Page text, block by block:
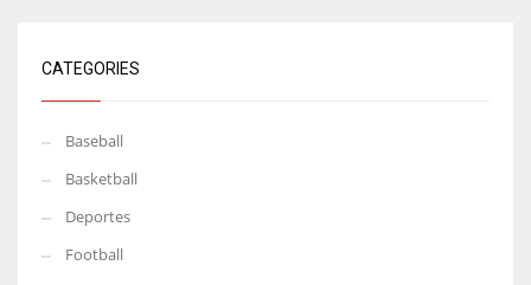
CATEGORIES
Baseball
Basketball
Deportes
Football